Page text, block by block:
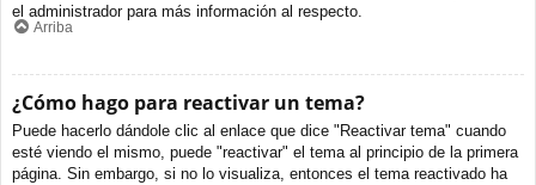
el administrador para más información al respecto.
Arriba
¿Cómo hago para reactivar un tema?
Puede hacerlo dándole clic al enlace que dice "Reactivar tema" cuando
esté viendo el mismo, puede "reactivar" el tema al principio de la primera
página. Sin embargo, si no lo visualiza, entonces el tema reactivado ha